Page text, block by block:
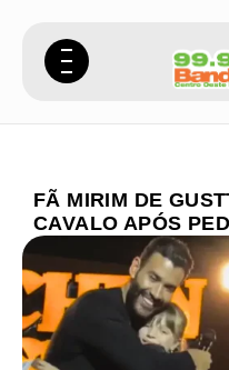
FÃ MIRIM DE
CAVALO APÓS